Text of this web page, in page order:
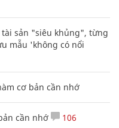
sản "siêu khủng", từng
mẫu 'không có nổi
cơ bản cần nhớ
cần nhớ 106